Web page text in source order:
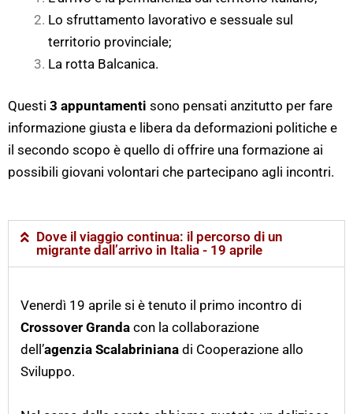
Lo sfruttamento lavorativo e sessuale sul
territorio provinciale;
La rotta Balcanica.
Questi 3 appuntamenti sono pensati anzitutto per fare
informazione giusta e libera da deformazioni politiche e
il secondo scopo è quello di offrire una formazione ai
possibili giovani volontari che partecipano agli incontri.
Dove il viaggio continua: il percorso di un
migrante dall’arrivo in Italia - 19 aprile
Venerdì 19 aprile si è tenuto il primo incontro di
Crossover Granda con la collaborazione
dell’agenzia Scalabriniana di Cooperazione allo
Sviluppo.